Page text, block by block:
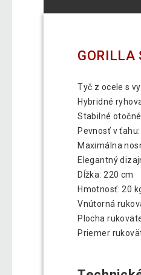
GORILLA
Tyč z ocele s
Hybridné
Stabilné
Pevnosť v ťahu:
Maximálna
Elegantný
Dĺžka: 220 cm
Hmotnosť: 20
Vnútorná
Plocha
Priemer